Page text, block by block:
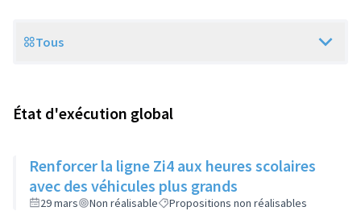
Scope
Tous
État d'exécution global
Renforcer la ligne Zi4 aux heures scolaires
avec des véhicules plus grands
29 mars Non réalisable Propositions non réalisables